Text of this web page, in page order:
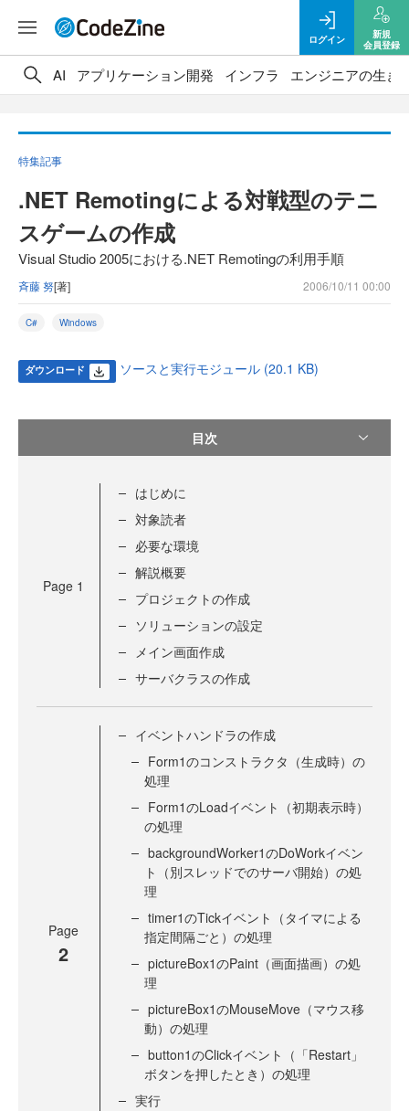
ログイン
新規
会員登録
AI アプリケーション開発 インフラ エンジニアの生き
特集記事
.NET Remotingによる対戦型のテニ
スゲームの作成
Visual Studio 2005における.NET Remotingの利用手順
斉藤 努[著] 2006/10/11 00:00
C# Windows
ダウンロード ソースと実行モジュール (20.1 KB)
目次
Page 1
はじめに
対象読者
必要な環境
解説概要
プロジェクトの作成
ソリューションの設定
メイン画面作成
サーバクラスの作成
Page
2
イベントハンドラの作成
Form1のコンストラクタ（生成時）の
処理
Form1のLoadイベント（初期表示時）
の処理
backgroundWorker1のDoWorkイベン
ト（別スレッドでのサーバ開始）の処
理
timer1のTickイベント（タイマによる
指定間隔ごと）の処理
pictureBox1のPaint（画面描画）の処
理
pictureBox1のMouseMove（マウス移
動）の処理
button1のClickイベント（「Restart」
ボタンを押したとき）の処理
実行